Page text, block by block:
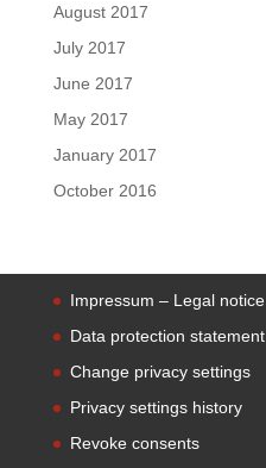
August 2017
July 2017
June 2017
May 2017
January 2017
October 2016
Impressum – Legal notice
Data protection statement
Change privacy settings
Privacy settings history
Revoke consents